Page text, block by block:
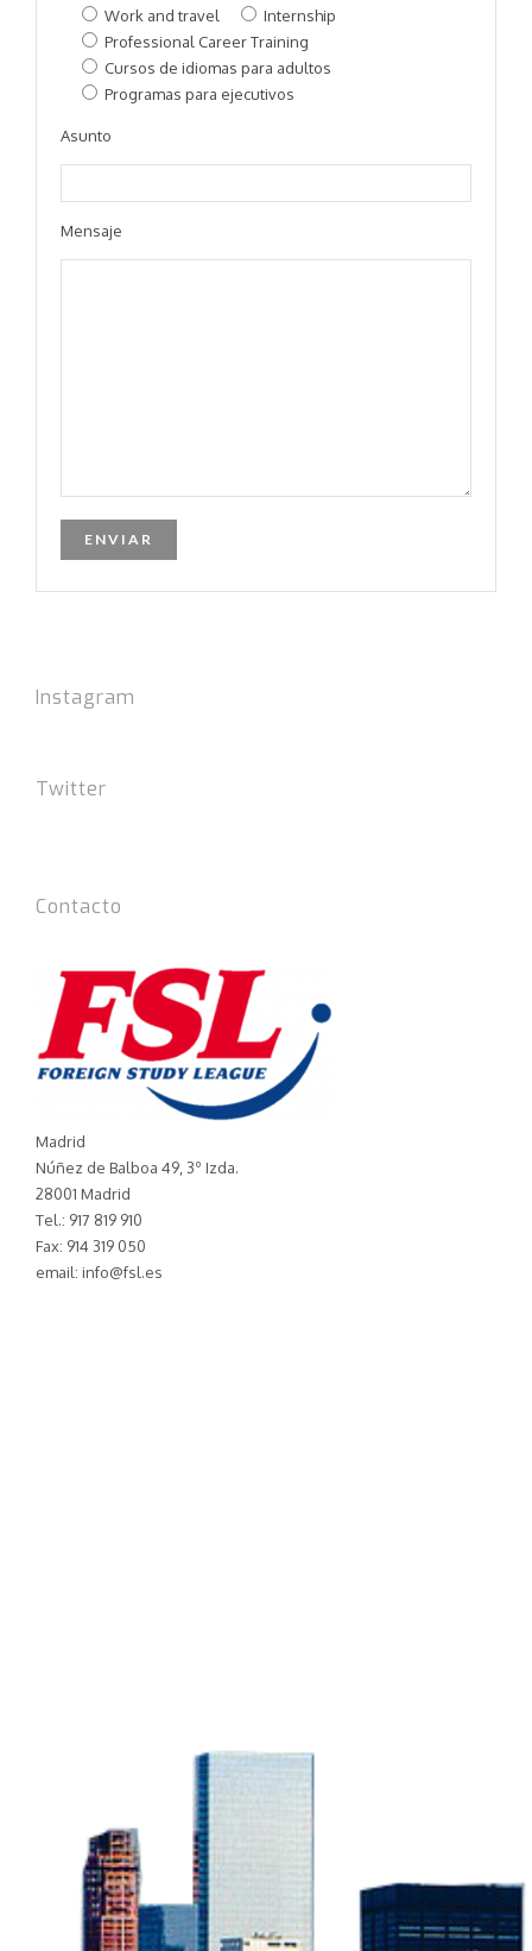
Work and travel
Internship
Professional Career Training
Cursos de idiomas para adultos
Programas para ejecutivos
Asunto
Mensaje
Instagram
Twitter
Contacto
Madrid
Núñez de Balboa 49, 3º Izda.
28001 Madrid
Tel.: 917 819 910
Fax: 914 319 050
email: info@fsl.es